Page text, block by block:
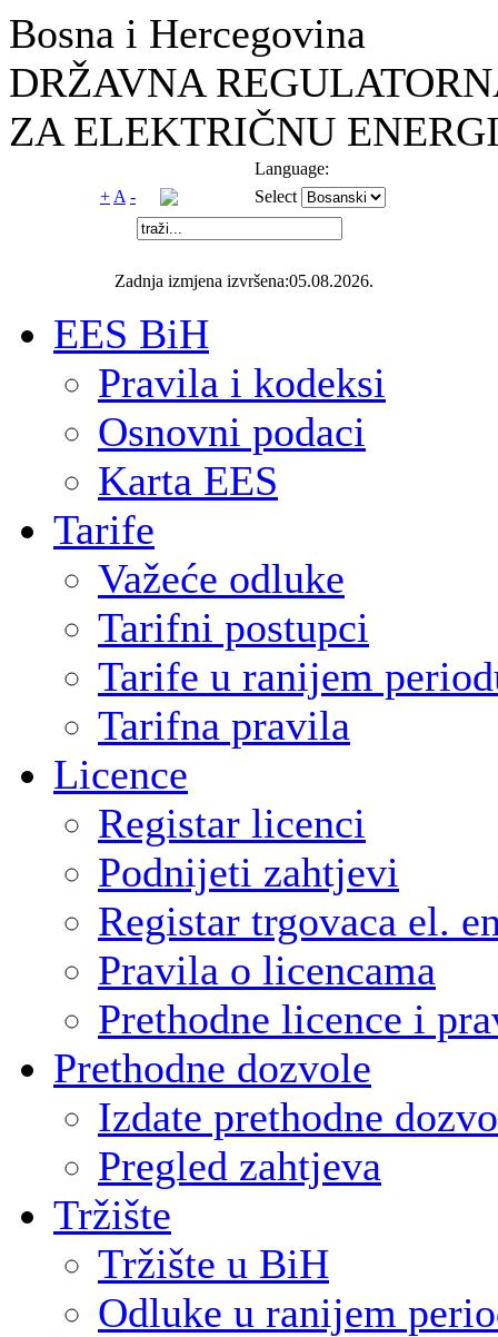
Bosna i Hercegovina
DRŽAVNA
ZA ELEKTRIČNU
Language:
+ A - Select
Zadnja izmjena izvršena:05.08.2026.
EES BiH
Pravila i kodeksi
Osnovni podaci
Karta EES
Tarife
Važeće odluke
Tarifni postupci
Tarife u ranijem
Tarifna pravila
Licence
Registar licenci
Podnijeti zahtjevi
Registar trgovaca el.
Pravila o licencama
Prethodne licence i
Prethodne dozvole
Izdate prethodne
Pregled zahtjeva
Tržište
Tržište u BiH
Odluke u ranijem